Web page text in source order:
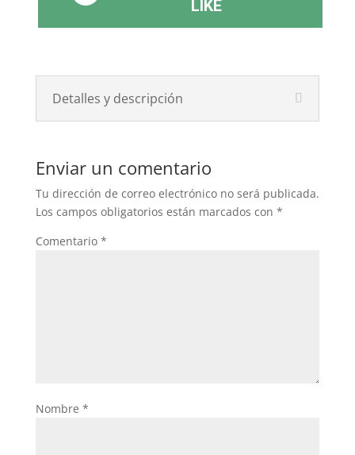
LIKE
Detalles y descripción
Enviar un comentario
Tu dirección de correo electrónico no será publicada.
Los campos obligatorios están marcados con *
Comentario *
Nombre *